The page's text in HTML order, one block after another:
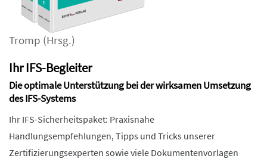
Tromp (Hrsg.)
Ihr IFS-Begleiter
Die optimale Unterstützung bei der wirksamen Umsetzung
des IFS-Systems
Ihr IFS-Sicherheitspaket: Praxisnahe
Handlungsempfehlungen, Tipps und Tricks unserer
Zertifizierungsexperten sowie viele Dokumentenvorlagen